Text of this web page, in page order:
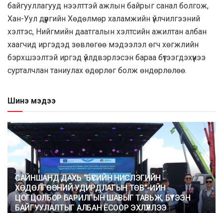
байгууллагууд нээлттэй ажлын байрыг санал болгож,
Хан-Уул дүүргийн Хөдөлмөр халамжийн үйлчилгээний
хэлтэс, Нийгмийн даатгалын хэлтсийн ажилтан албан
хаагчид иргэдэд зөвлөгөө мэдээлэл өгч хөгжлийн
бэрхшээлтэй иргэд үйлдвэрлэсэн бараа бүтээгдэхүүнээ
сурталчлан таниулах өдөрлөг болж өндөрлөлөө.
Шинэ мэдээ
САЙНШАНД ДАХЬ “БҮСИЙН НИСЛЭГИЙН
ХӨДӨЛГӨӨНИЙ УДИРДЛАГЫН ТӨВ”-ИЙН
ЦОГЦОЛБОР БАРИЛГЫН ШАВЫГ ТАВЬЖ, БҮТЭЭН
БАЙГУУЛАЛТЫГ АЛБАН ЁСООР ЭХЛҮҮЛЛЭЭ